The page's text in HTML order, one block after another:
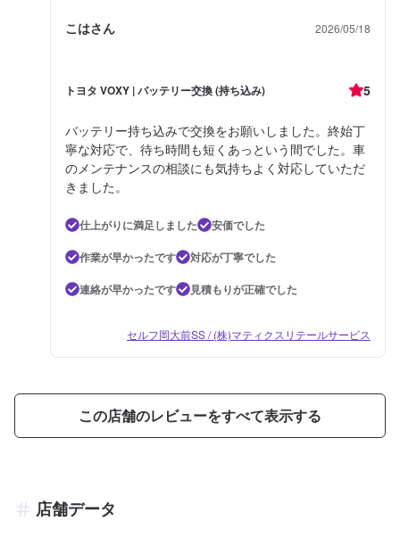
こはさん 2026/05/18
トヨタ VOXY | バッテリー交換 (持ち込み) 5
バッテリー持ち込みで交換をお願いしました。終始丁
寧な対応で、待ち時間も短くあっという間でした。車
のメンテナンスの相談にも気持ちよく対応していただ
きました。
仕上がりに満足しました
安価でした
作業が早かったです
対応が丁寧でした
連絡が早かったです
見積もりが正確でした
セルフ岡大前SS / (株)マティクスリテールサービス
この店舗のレビューをすべて表示する
店舗データ